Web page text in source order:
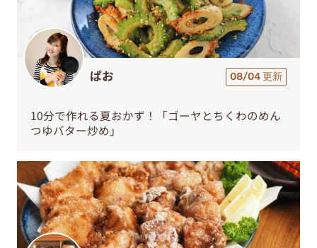
ぱお 08/04 更新
10分で作れる夏おかず！「ゴーヤとちくわのめん
つゆバター炒め」